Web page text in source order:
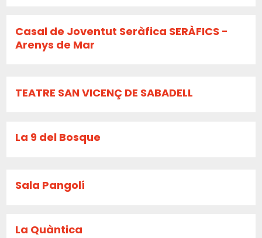
Casal de Joventut Seràfica SERÀFICS -
Arenys de Mar
TEATRE SAN VICENÇ DE SABADELL
La 9 del Bosque
Sala Pangolí
La Quàntica